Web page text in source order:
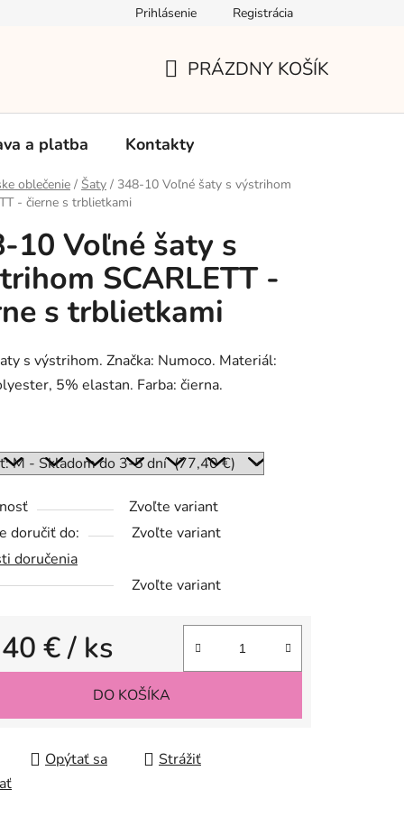
Používanie súborov Cookies Reklamačný poriadok
Prihlásenie Registrácia
KOŠÍK
PRÁZDNY KOŠÍK
a platba Kontakty
oblečenie / Šaty / 348-10 Voľné šaty s výstrihom
- čierne s trblietkami
10 Voľné šaty s
SCARLETT -
s trblietkami
s výstrihom. Značka: Numoco. Materiál:
5% elastan. Farba: čierna.
Zvoľte variant
doručiť do:
Zvoľte variant
doručenia
Zvoľte variant
€/ ks
cena:
DO KOŠÍKA
Opýtať sa
Strážiť